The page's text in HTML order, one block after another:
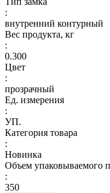
:
внутренний контурный
Вес продукта, кг
:
0.300
Цвет
:
прозрачный
Ед. измерения
:
УП.
Категория товара
:
Новинка
Объем упаковываемого
:
350